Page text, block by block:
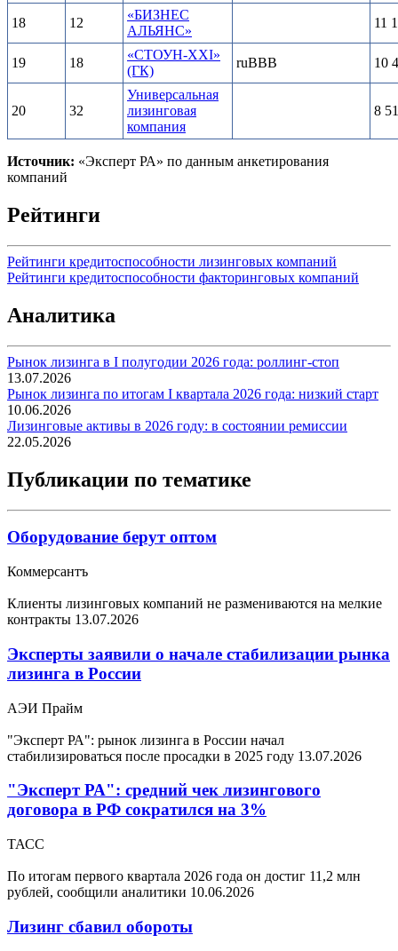
18 12
«БИЗНЕС
АЛЬЯНС»
11
19 18
«СТОУН-XXI»
(ГК)
ruBBB 10
20 32
Универсальная
лизинговая
компания
8
Источник: «Эксперт РА» по данным анкетирования
компаний
Рейтинги
Рейтинги кредитоспособности лизинговых компаний
Рейтинги кредитоспособности факторинговых компаний
Аналитика
Рынок лизинга в I полугодии 2026 года: роллинг-стоп
13.07.2026
Рынок лизинга по итогам I квартала 2026 года: низкий старт
10.06.2026
Лизинговые активы в 2026 году: в состоянии ремиссии
22.05.2026
Публикации по тематике
Оборудование берут оптом
Коммерсантъ
Клиенты лизинговых компаний не размениваются на мелкие
контракты 13.07.2026
Эксперты заявили о начале стабилизации рынка
лизинга в России
АЭИ Прайм
"Эксперт РА": рынок лизинга в России начал
стабилизироваться после просадки в 2025 году 13.07.2026
"Эксперт РА": средний чек лизингового
договора в РФ сократился на 3%
ТАСС
По итогам первого квартала 2026 года он достиг 11,2 млн
рублей, сообщили аналитики 10.06.2026
Лизинг сбавил обороты